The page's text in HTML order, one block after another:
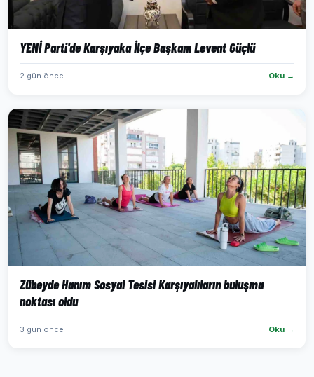
YENİ Parti'de Karşıyaka İlçe Başkanı Levent Güçlü
2 gün önce Oku →
Zübeyde Hanım Sosyal Tesisi Karşıyalıların buluşma
noktası oldu
3 gün önce Oku →